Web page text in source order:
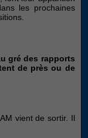
les prochaines
gré des rapports
de près ou de
vient de sortir. Il